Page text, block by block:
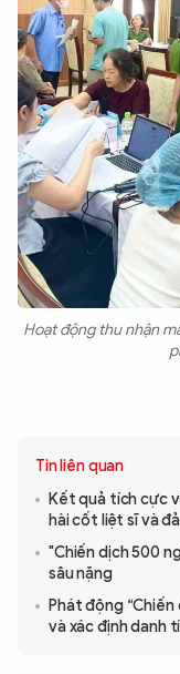
Hoạt động thu nhận
Tin liên quan
Kết quả tích cực
hài cốt liệt sĩ và
"Chiến dịch 500
sâu nặng
Phát động
và xác định danh